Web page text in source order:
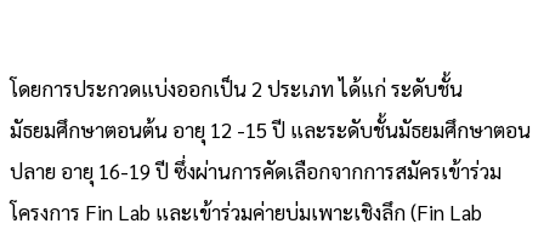
โดยการประกวดแบ่งออกเป็น 2 ประเภท ได้แก่ ระดับชั้น
มัธยมศึกษาตอนต้น อายุ 12 -15 ปี และระดับชั้นมัธยมศึกษาตอน
ปลาย อายุ 16-19 ปี ซึ่งผ่านการคัดเลือกจากการสมัครเข้าร่วม
โครงการ Fin Lab และเข้าร่วมค่ายบ่มเพาะเชิงลึก (Fin Lab